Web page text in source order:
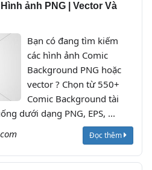
ảnh PNG | Vector Và
Bạn có đang tìm kiếm
các hình ảnh Comic
Background PNG hoặc
vector ? Chọn từ 550+
Comic Background tài
dưới dạng PNG, EPS, ...
Đọc thêm